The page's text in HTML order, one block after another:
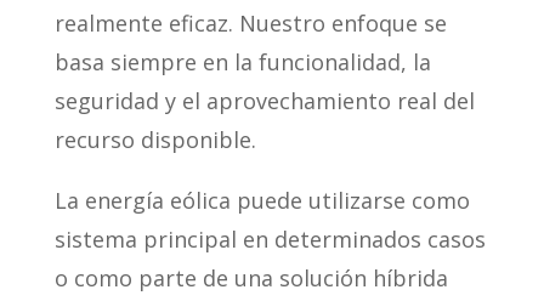
realmente eficaz. Nuestro enfoque se
basa siempre en la funcionalidad, la
seguridad y el aprovechamiento real del
recurso disponible.
La energía eólica puede utilizarse como
sistema principal en determinados casos
o como parte de una solución híbrida